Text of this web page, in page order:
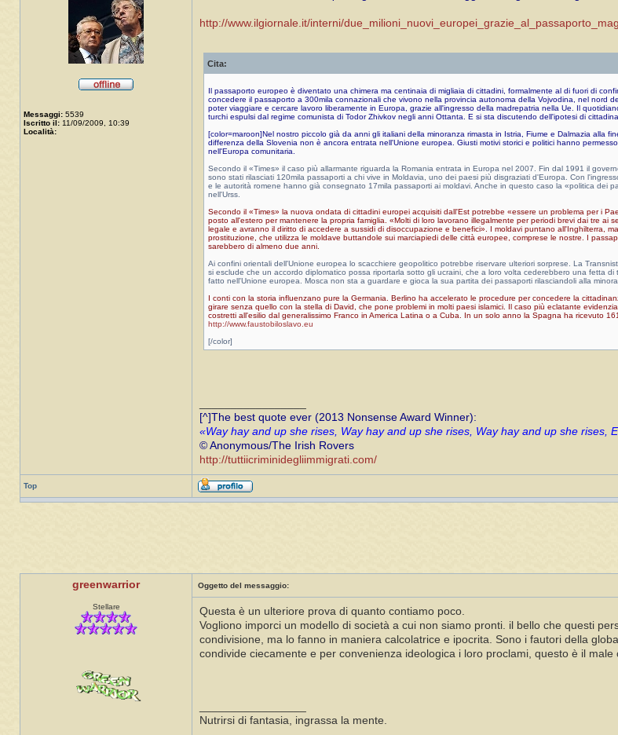
Messaggi: 5539
Iscritto il: 11/09/2009, 10:39
Località:
http://www.ilgiornale.it/interni/
Cita:
Il passaporto europeo è diventato una chimera ma centinaia di migliaia di cittadini, formalmente al di fuori di
concedere il passaporto a 300mila connazionali che vivono nella provincia autonoma della Vojvodina, nel nord
poter viaggiare e cercare lavoro liberamente in Europa, grazie all'ingresso della madrepatria nella Ue. Il
turchi espulsi dal regime comunista di Todor Zhivkov negli anni Ottanta. E si sta discutendo dell'ipotesi di
[color=maroon]Nel nostro piccolo già da anni gli italiani della minoranza rimasta in Istria, Fiume e Dalmazia
differenza della Slovenia non è ancora entrata nell'Unione europea. Giusti motivi storici e politici hanno
nell'Europa comunitaria.
Secondo il «Times» il caso più allarmante riguarda la Romania entrata in Europa nel 2007. Fin dal 1991 il
sono stati rilasciati 120mila passaporti a chi vive in Moldavia, uno dei paesi più disgraziati d'Europa. Con
e le autorità romene hanno già consegnato 17mila passaporti ai moldavi. Anche in questo caso la «politica dei
nell'Urss.
Secondo il «Times» la nuova ondata di cittadini europei acquisiti dall'Est potrebbe «essere un problema per i
posto all'estero per mantenere la propria famiglia. «Molti di loro lavorano illegalmente per periodi brevi dai tre
legale e avranno il diritto di accedere a sussidi di disoccupazione e benefici». I moldavi puntano all'Inghilterra,
prostituzione, che utilizza le moldave buttandole sui marciapiedi delle città europee, comprese le nostre. I
sarebbero di almeno due anni.
Ai confini orientali dell'Unione europea lo scacchiere geopolitico potrebbe riservare ulteriori sorprese. La
si esclude che un accordo diplomatico possa riportarla sotto gli ucraini, che a loro volta cederebbero una fetta
fatto nell'Unione europea. Mosca non sta a guardare e gioca la sua partita dei passaporti rilasciandoli alla
I conti con la storia influenzano pure la Germania. Berlino ha accelerato le procedure per concedere la
girare senza quello con la stella di David, che pone problemi in molti paesi islamici. Il caso più eclatante
costretti all'esilio dal generalissimo Franco in America Latina o a Cuba. In un solo anno la Spagna ha ricevuto
http://www.faustobiloslavo.eu
[/color]
[^]The best quote ever (2013 Nonsense Award Winner):
«Way hay and up she rises, Way hay and up she rises, Way hay and up she rises,
© Anonymous/The Irish Rovers
http://tuttiicriminidegliimmigrati.com/
Top
greenwarrior
Stellare
Oggetto del messaggio:
Questa è un ulteriore prova di quanto contiamo poco.
Vogliono imporci un modello di società a cui non siamo pronti. il bello che questi
condivisione, ma lo fanno in maniera calcolatrice e ipocrita. Sono i fautori della
condivide ciecamente e per convenienza ideologica i loro proclami, questo è il
Nutrirsi di fantasia, ingrassa la mente.